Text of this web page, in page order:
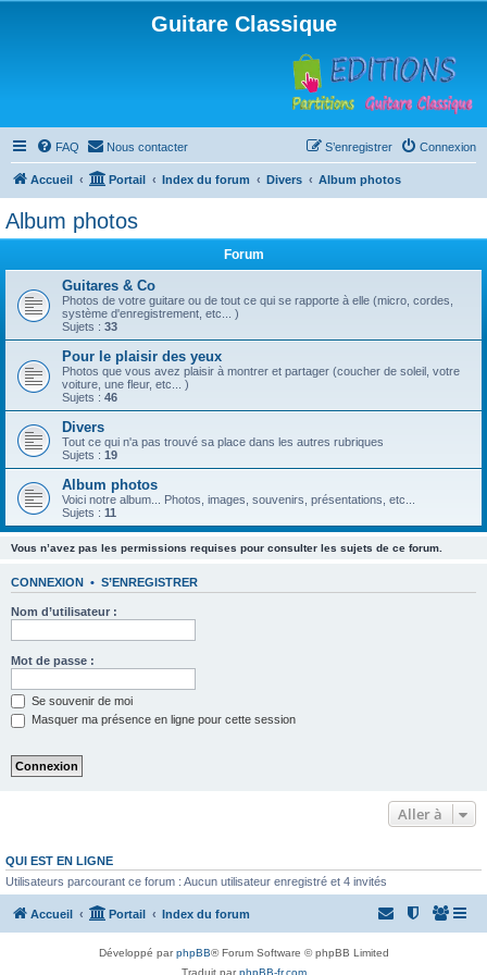
Guitare Classique
FAQ Nous contacter Connexion
S’enregistrer
Accueil Portail Index du forum Divers Album photos
Album photos
Forum
Guitares & Co
Photos de votre guitare ou de tout ce qui se rapporte à elle (micro, cordes,
système d'enregistrement, etc... )
Sujets : 33
Pour le plaisir des yeux
Photos que vous avez plaisir à montrer et partager (coucher de soleil, votre
voiture, une fleur, etc... )
Sujets : 46
Divers
Tout ce qui n'a pas trouvé sa place dans les autres rubriques
Sujets : 19
Album photos
Voici notre album... Photos, images, souvenirs, présentations, etc...
Sujets : 11
Vous n’avez pas les permissions requises pour consulter les sujets de ce forum.
CONNEXION • S’ENREGISTRER
Nom d’utilisateur :
Mot de passe :
Se souvenir de moi
Masquer ma présence en ligne pour cette session
Aller à
QUI EST EN LIGNE
Utilisateurs parcourant ce forum : Aucun utilisateur enregistré et 4 invités
Accueil Portail Index du forum
Développé parphpBB® Forum Software © phpBB Limited
Traduit parphpBB-fr.com